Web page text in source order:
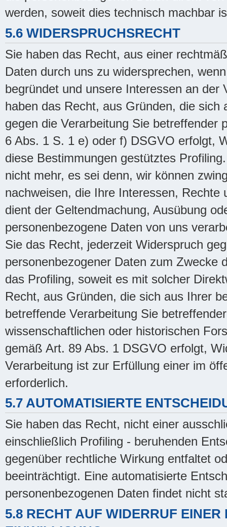
werden, soweit dies technisch machbar
5.6 WIDERSPRUCHSRECHT
Sie haben das Recht, aus einer
Daten durch uns zu widersprechen,
begründet und unsere Interessen an
haben das Recht, aus Gründen, die
gegen die Verarbeitung Sie betreffender
6 Abs. 1 S. 1 e) oder f) DSGVO erfolgt,
diese Bestimmungen gestütztes
nicht mehr, es sei denn, wir können
nachweisen, die Ihre Interessen, Rechte
dient der Geltendmachung, Ausübung
personenbezogene Daten von uns
Sie das Recht, jederzeit Widerspruch
personenbezogener Daten zum Zwecke
das Profiling, soweit es mit solcher
Recht, aus Gründen, die sich aus Ihrer
betreffende Verarbeitung Sie
wissenschaftlichen oder historischen
gemäß Art. 89 Abs. 1 DSGVO erfolgt,
Verarbeitung ist zur Erfüllung einer im
erforderlich.
5.7 AUTOMATISIERTE
Sie haben das Recht, nicht einer
einschließlich Profiling - beruhenden
gegenüber rechtliche Wirkung entfaltet
beeinträchtigt. Eine automatisierte
personenbezogenen Daten findet nicht
5.8 RECHT AUF WIDERRUF